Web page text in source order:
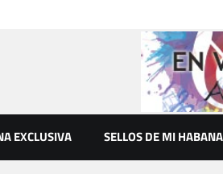
EXCLUSIVA SELLOS DE MI HABANA